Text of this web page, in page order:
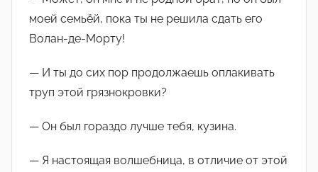
моей семьёй, пока ты не решила сдать его
Волан-де-Морту!
— И ты до сих пор продолжаешь оплакивать
труп этой грязнокровки?
— Он был гораздо лучше тебя, кузина.
— Я настоящая волшебница, в отличие от этой